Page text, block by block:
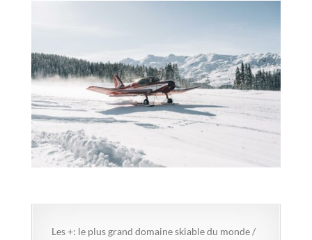
Les +: le plus grand domaine skiable du monde /